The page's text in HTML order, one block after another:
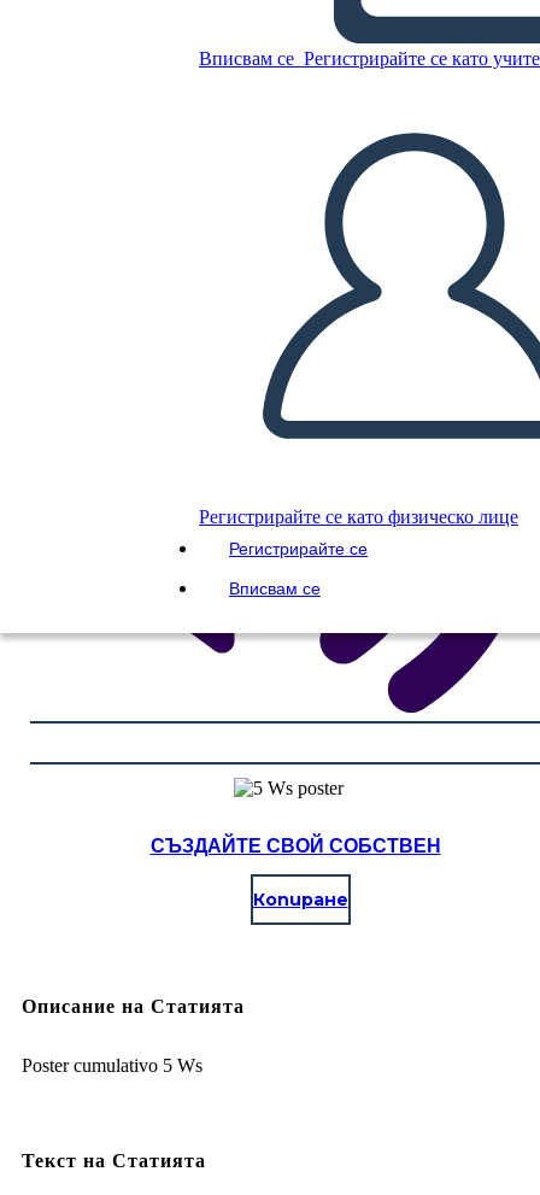
Вписвам се Регистрирайте се като
Регистрирайте се като физическо лице
Регистрирайте се
Вписвам се
ПУСКАНЕ НА СЛАЙДШОУ
ЧЕТИ МИ
СЪЗДАЙТЕ СВОЙ СОБСТВЕН
Копиране
Описание на Статията
Poster cumulativo 5 Ws
Текст на Статията